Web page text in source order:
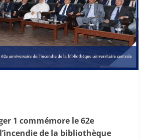
1 commémore le 62e
de la bibliothèque